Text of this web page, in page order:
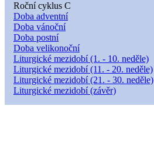
Roční cyklus C
Doba adventní
Doba vánoční
Doba postní
Doba velikonoční
Liturgické mezidobí (1. - 10. neděle)
Liturgické mezidobí (11. - 20. neděle)
Liturgické mezidobí (21. - 30. neděle)
Liturgické mezidobí (závěr)